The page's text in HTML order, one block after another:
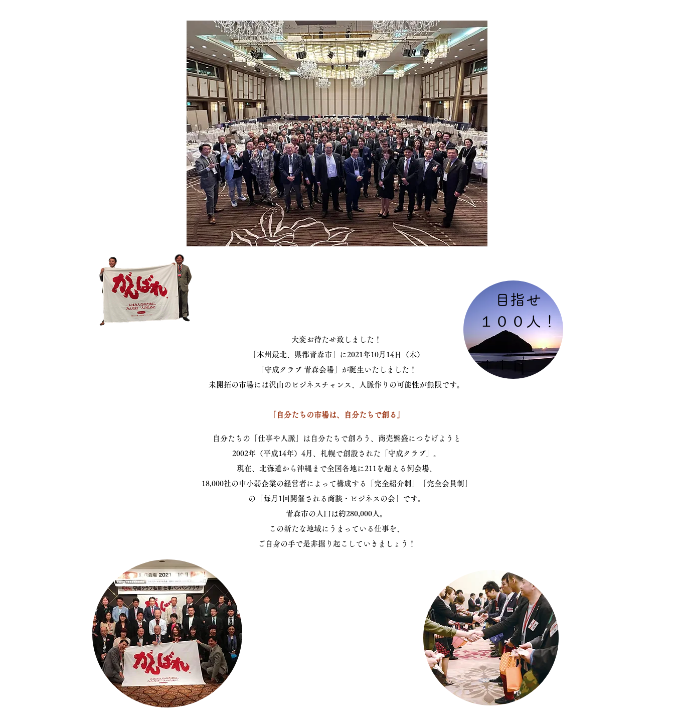
大変お待たせ致しました！
「本州最北、県都青森市 」に2021年10月14日（木）
「守成クラブ 青森会場」が誕生いたしました！
未開拓の市場には沢山のビジネスチャンス、人脈作りの可能性が無限です。
「自分たちの市場は、自分たちで創る」
自分たちの「仕事や人脈」は自分たちで創ろう、商売繁盛につなげようと
2002年（平成14年）4月、札幌で創設された「守成クラブ」。
現在、北海道から沖縄まで全国各地に211を超える例会場、
18,000社の中小弱企業の経営者によって構成する「完全紹介制」「完全会員制」
の「毎月1回開催される商談・ビジネスの会」です。
青森市の人口は約280,000人。
この新たな地域にうまっている仕事を、
ご自身の手で是非掘り起こしていきましょう！
​目指せ
１００人！